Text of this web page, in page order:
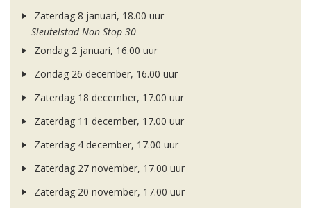
Zaterdag 8 januari, 18.00 uur
Sleutelstad Non-Stop 30
Zondag 2 januari, 16.00 uur
Zondag 26 december, 16.00 uur
Zaterdag 18 december, 17.00 uur
Zaterdag 11 december, 17.00 uur
Zaterdag 4 december, 17.00 uur
Zaterdag 27 november, 17.00 uur
Zaterdag 20 november, 17.00 uur